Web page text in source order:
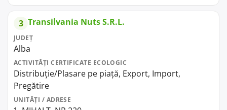
3 Transilvania Nuts S.R.L.
JUDEȚ
Alba
ACTIVITĂȚI CERTIFICATE ECOLOGIC
Distribuție/Plasare pe piață, Export, Import,
Pregătire
UNITĂȚI / ADRESE